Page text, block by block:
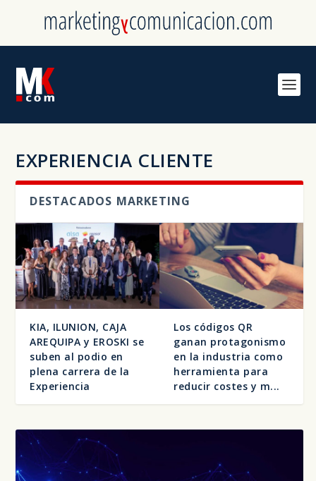
EXPERIENCIA CLIENTE
DESTACADOS MARKETING
KIA, ILUNION, CAJA
AREQUIPA y EROSKI se
suben al podio en
plena carrera de la
Experiencia
Los códigos QR
ganan protagonismo
en la industria como
herramienta para
reducir costes y m...